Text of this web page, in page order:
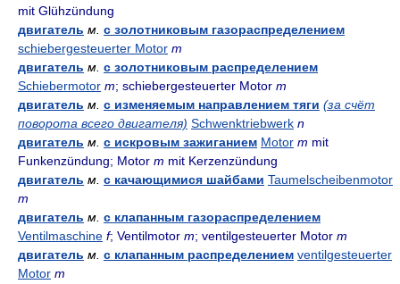
mit Glühzündung
двигатель м. с золотниковым газораспределением
schiebergesteuerter Motor m
двигатель м. с золотниковым распределением
Schiebermotor m; schiebergesteuerter Motor m
двигатель м. с изменяемым направлением тяги (за счёт
поворота всего двигателя) Schwenktriebwerk n
двигатель м. с искровым зажиганием Motor m mit
Funkenzündung; Motor m mit Kerzenzündung
двигатель м. с качающимися шайбами Taumelscheibenmotor
m
двигатель м. с клапанным газораспределением
Ventilmaschine f; Ventilmotor m; ventilgesteuerter Motor m
двигатель м. с клапанным распределением ventilgesteuerter
Motor m